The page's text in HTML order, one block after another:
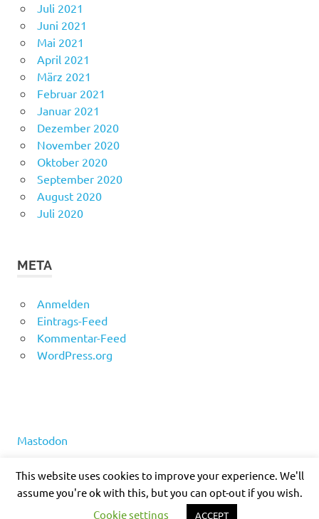
Juli 2021
Juni 2021
Mai 2021
April 2021
März 2021
Februar 2021
Januar 2021
Dezember 2020
November 2020
Oktober 2020
September 2020
August 2020
Juli 2020
META
Anmelden
Eintrags-Feed
Kommentar-Feed
WordPress.org
Mastodon
WordPress-Theme: Poseidon von ThemeZee.
This website uses cookies to improve your experience. We'll
assume you're ok with this, but you can opt-out if you wish.
Cookie settings
ACCEPT